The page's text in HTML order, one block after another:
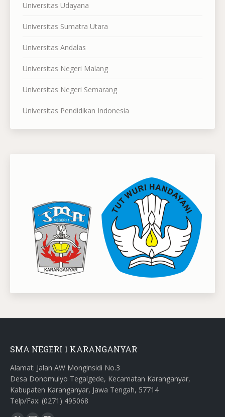
Universitas Udayana
Universitas Sumatra Utara
Universitas Andalas
Universitas Negeri Malang
Universitas Negeri Semarang
Universitas Pendidikan Indonesia
SMA NEGERI 1 KARANGANYAR
Alamat: Jalan AW Monginsidi No.3
Desa Donomulyo Tegalgede, Kecamatan Karanganyar,
Kabupaten Karanganyar, Jawa Tengah, 57714
Telp/Fax: (0271) 495068